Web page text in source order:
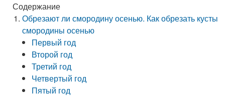
Содержание
Обрезают ли смородину осенью. Как обрезать кусты
смородины осенью
Первый год
Второй год
Третий год
Четвертый год
Пятый год